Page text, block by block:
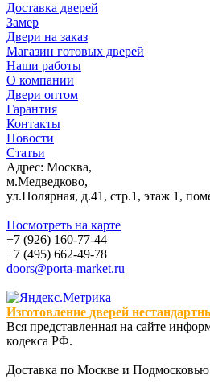
Доставка дверей
Замер
Двери на заказ
Магазин готовых дверей
Наши работы
О компании
Двери оптом
Гарантия
Контакты
Новости
Статьи
Адрес: Москва,
м.Медведково,
ул.Полярная, д.41, стр.1, этаж 1,
Посмотреть на карте
+7 (926) 160-77-44
+7 (495) 662-49-78
doors@porta-market.ru
Изготовление дверей
Вся представленная на сайте
кодекса РФ.
Доставка по Москве и Подмосковью